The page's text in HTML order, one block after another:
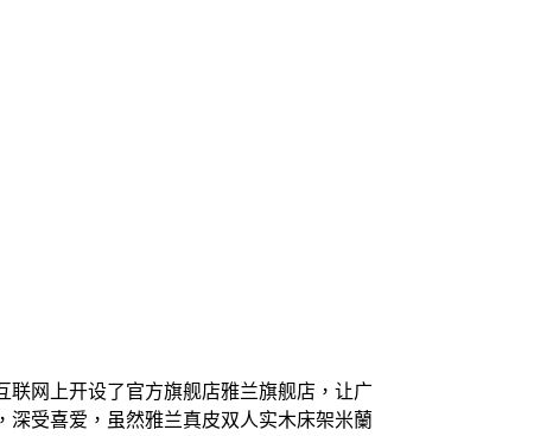
网上开设了官方旗舰店雅兰旗舰店，让广
受喜爱，虽然雅兰真皮双人实木床架米蘭